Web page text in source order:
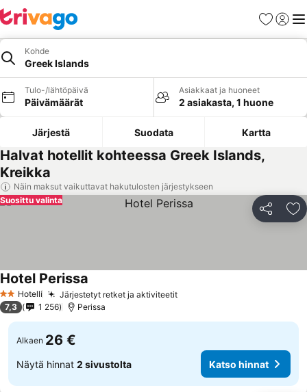
Suosikit
Kohde
Greek Islands
Tulo-/lähtöpäivä
Päivämäärät
Asiakkaat ja huoneet
2 asiakasta, 1 huone
Järjestä Suodata Kartta
Halvat hotellit kohteessa Greek Islands,
Kreikka
Näin maksut vaikuttavat hakutulosten järjestykseen
Jaa
Suosittu valinta
2 Tähtiluokitus
Hotelli Järjestetyt retket ja aktiviteetit
Hotel Perissa
7,3 1 256 Perissa
Alkaen 26 €
Näytä hinnat 2 sivustolta Katso hinnat